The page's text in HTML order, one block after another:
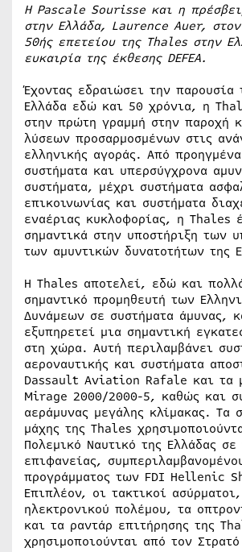
Η Pascale Sourisse και η
στην Ελλάδα, Laurence Auer,
50ής επετείου της Thales στην
ευκαιρία της έκθεσης DEFEA.
Έχοντας εδραιώσει την παρουσία
Ελλάδα εδώ και 50 χρόνια, η
στην πρώτη γραμμή στην παροχή
λύσεων προσαρμοσμένων στις
ελληνικής αγοράς. Από
συστήματα και υπερσύγχρονα
συστήματα, μέχρι συστήματα
επικοινωνίας και συστήματα
εναέριας κυκλοφορίας, η Thales
σημαντικά στην υποστήριξη των
των αμυντικών δυνατοτήτων της
Η Thales αποτελεί, εδώ και
σημαντικό προμηθευτή των
Δυνάμεων σε συστήματα άμυνας,
εξυπηρετεί μια σημαντική
στη χώρα. Αυτή περιλαμβάνει
αεροναυτικής και συστήματα
Dassault Aviation Rafale και τα
Mirage 2000/2000-5, καθώς και
αεράμυνας μεγάλης κλίμακας. Τα
μάχης της Thales
Πολεμικό Ναυτικό της Ελλάδας σε
επιφανείας,
προγράμματος των FDI Hellenic
Επιπλέον, οι τακτικοί
ηλεκτρονικού πολέμου, τα
και τα ραντάρ επιτήρησης της
χρησιμοποιούνται από τον